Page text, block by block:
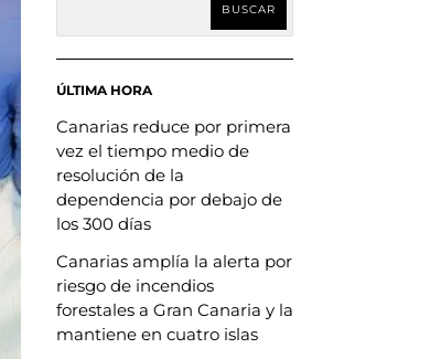
BUSCAR
ÚLTIMA HORA
Canarias reduce por primera
vez el tiempo medio de
resolución de la
dependencia por debajo de
los 300 días
Canarias amplía la alerta por
riesgo de incendios
forestales a Gran Canaria y la
mantiene en cuatro islas